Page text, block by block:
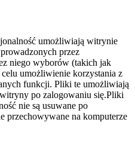
umożliwiają witrynie
przez
niego wyborów (takich jak
umożliwienie korzystania z
funkcji. Pliki te umożliwiają
po zalogowaniu się.Pliki
nie są usuwane po
przechowywane na komputerze